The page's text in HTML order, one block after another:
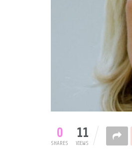
0
SHARES 11
VIEWS